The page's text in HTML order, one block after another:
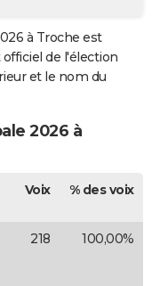
à Troche est
de l'élection
et le nom du
2026 à
Voix % des voix
218 100,00%